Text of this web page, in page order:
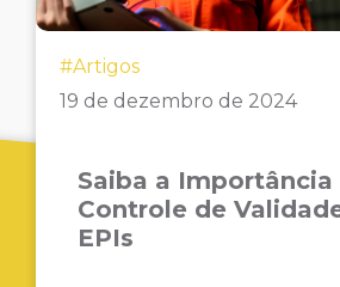
#Artigos
19 de dezembro de 2024
Saiba a Importância
Controle de
EPIs